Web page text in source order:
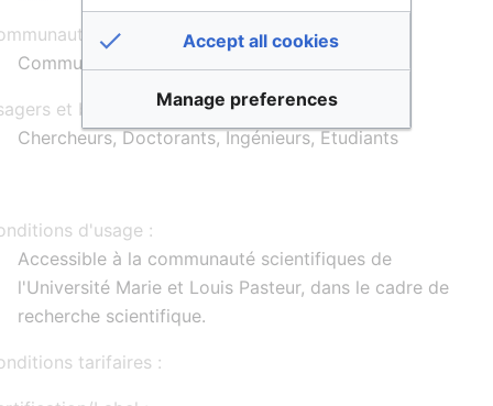
d'utilisateurs :
Communauté de la recherche scientifique SHS
et bénéficiaires :
Chercheurs, Doctorants, Ingénieurs, Etudiants
d'usage :
Accessible à la communauté scientifiques de
l'Université Marie et Louis Pasteur, dans le cadre de
recherche scientifique.
tarifaires :
Accept all cookies
Manage preferences